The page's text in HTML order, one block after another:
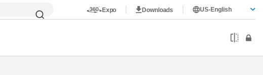
Expo Downloads US-English
H1 greasing